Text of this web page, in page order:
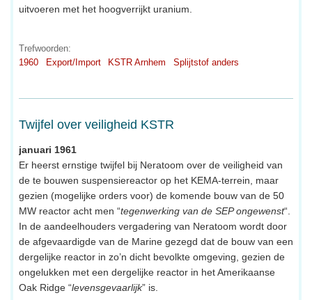
uitvoeren met het hoogverrijkt uranium.
Trefwoorden:
1960
Export/Import KSTR Arnhem Splijtstof anders
Twijfel over veiligheid KSTR
januari 1961
Er heerst ernstige twijfel bij Neratoom over de veiligheid van
de te bouwen suspensiereactor op het KEMA-terrein, maar
gezien (mogelijke orders voor) de komende bouw van de 50
MW reactor acht men “tegenwerking van de SEP ongewenst“.
In de aandeelhouders vergadering van Neratoom wordt door
de afgevaardigde van de Marine gezegd dat de bouw van een
dergelijke reactor in zo’n dicht bevolkte omgeving, gezien de
ongelukken met een dergelijke reactor in het Amerikaanse
Oak Ridge “levensgevaarlijk” is.